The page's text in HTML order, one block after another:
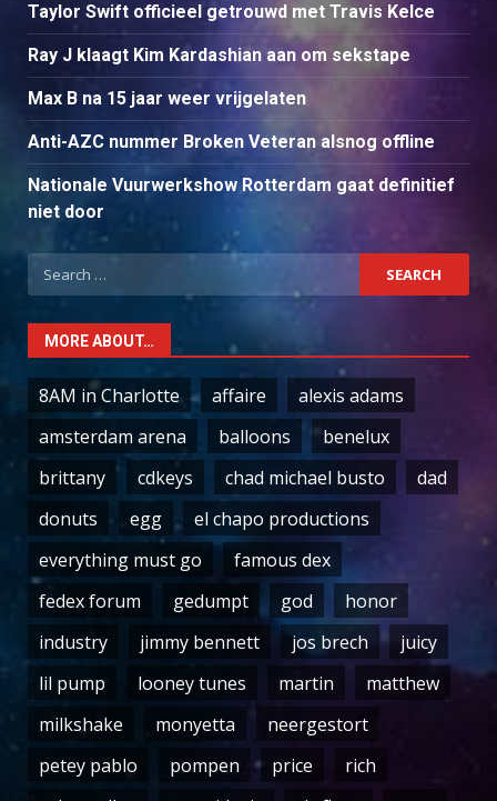
Taylor Swift officieel getrouwd met Travis Kelce
Ray J klaagt Kim Kardashian aan om sekstape
Max B na 15 jaar weer vrijgelaten
Anti-AZC nummer Broken Veteran alsnog offline
Nationale Vuurwerkshow Rotterdam gaat definitief
niet door
Search
for:
MORE ABOUT…
8AM in Charlotte affaire
alexis adams
amsterdam arena
balloons
benelux
brittany
cdkeys chad michael busto
dad
donuts
egg
el chapo productions
everything must go
famous dex
fedex forum
gedumpt god
honor
industry
jimmy bennett jos brech
juicy
lil pump
looney tunes martin
matthew
milkshake
monyetta
neergestort
petey pablo
pompen price
rich